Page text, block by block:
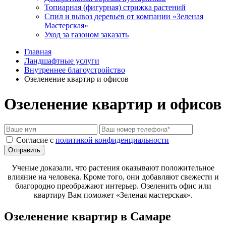
Топиарная (фигурная) стрижка растений
Спил и вывоз деревьев от компании «Зеленая
Мастерская»
Уход за газоном заказать
Главная
Ландшафтные услуги
Внутреннее благоустройство
Озеленение квартир и офисов
Озеленение квартир и офисов
Cогласие с политикой конфиденциальности
Отправить
Ученые доказали, что растения оказывают положительное
влияние на человека. Кроме того, они добавляют свежести и
благородно преображают интерьер. Озеленить офис или
квартиру Вам поможет «Зеленая мастерская».
Озеленение квартир в Самаре